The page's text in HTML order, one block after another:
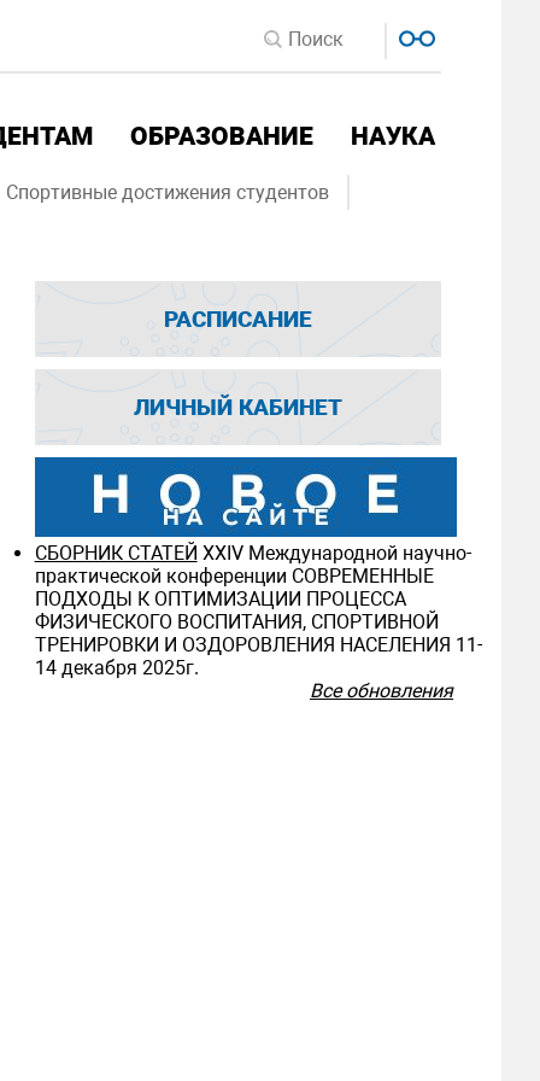
ОБРАЗОВАНИЕ НАУКА
Спортивные достижения студентов
РАСПИСАНИЕ
ЛИЧНЫЙ КАБИНЕТ
СБОРНИК СТАТЕЙ ХXIV Международной научно-
практической конференции СОВРЕМЕННЫЕ
ПОДХОДЫ К ОПТИМИЗАЦИИ ПРОЦЕССА
ФИЗИЧЕСКОГО ВОСПИТАНИЯ, СПОРТИВНОЙ
ТРЕНИРОВКИ И ОЗДОРОВЛЕНИЯ НАСЕЛЕНИЯ 11-
14 декабря 2025г.
Все обновления